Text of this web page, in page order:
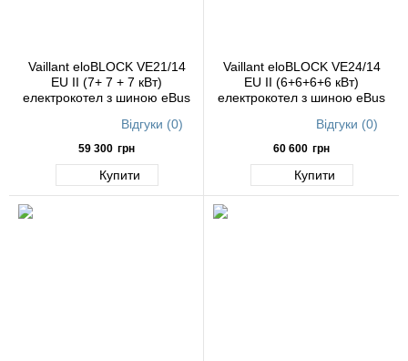
Vaillant eloBLOCK VE21/14
ЕU II (7+ 7 + 7 кВт)
електрокотел з шиною eBus
Відгуки (0)
59 300 грн
Купити
Vaillant eloBLOCK VE24/14
ЕU II (6+6+6+6 кВт)
електрокотел з шиною eBus
Відгуки (0)
60 600 грн
Купити